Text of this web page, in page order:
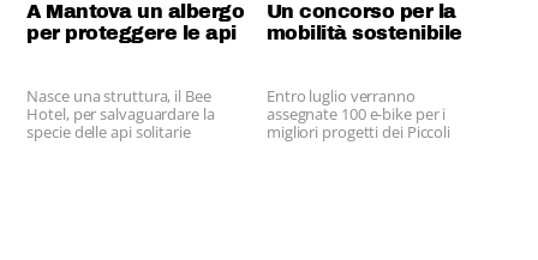
A Mantova un albergo
per proteggere le api
Nasce una struttura, il Bee
Hotel, per salvaguardare la
specie delle api solitarie
Un concorso per la
mobilità sostenibile
Entro luglio verranno
assegnate 100 e-bike per i
migliori progetti dei Piccoli